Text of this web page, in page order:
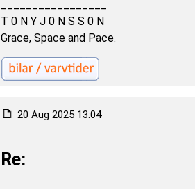
T 0 N Y J 0 N S S 0 N
Grace, Space and Pace.
20 Aug 2025 13:04
Re: